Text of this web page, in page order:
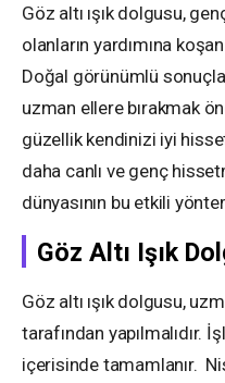
Göz altı ışık dolgusu,
olanların yardımına
Doğal görünümlü
uzman ellere bırakmak
güzellik kendinizi iyi
daha canlı ve genç
dünyasının bu etkili
Göz Altı Işık
Göz altı ışık dolgusu,
tarafından yapılmalıdır.
içerisinde tamamlanır.